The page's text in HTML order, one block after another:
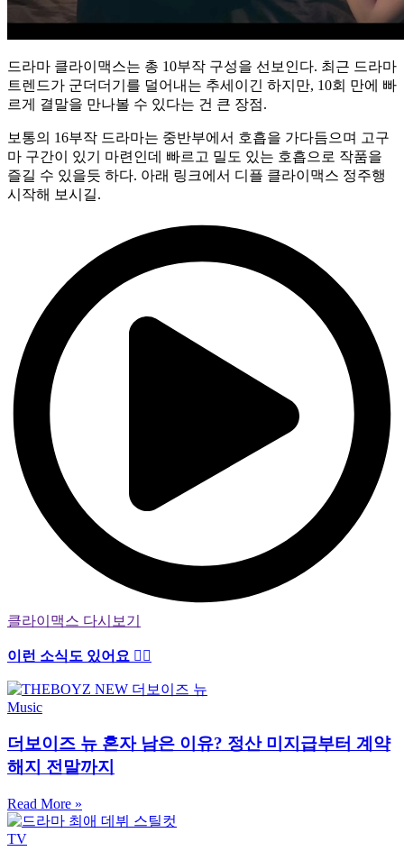
드라마 클라이맥스는 총 10부작 구성을 선보인다. 최근 드라마
트렌드가 군더더기를 덜어내는 추세이긴 하지만, 10회 만에 빠
르게 결말을 만나볼 수 있다는 건 큰 장점.
보통의 16부작 드라마는 중반부에서 호흡을 가다듬으며 고구
마 구간이 있기 마련인데 빠르고 밀도 있는 호흡으로 작품을
즐길 수 있을듯 하다. 아래 링크에서 디플 클라이맥스 정주행
시작해 보시길.
클라이맥스 다시보기
이런 소식도 있어요 ✍🏻
Music
더보이즈 뉴 혼자 남은 이유? 정산 미지급부터 계약
해지 전말까지
Read More »
TV